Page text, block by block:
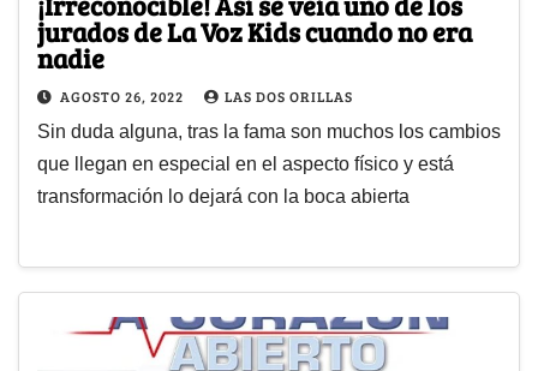
jurados de La Voz Kids cuando no era
nadie
AGOSTO 26, 2022 LAS DOS ORILLAS
Sin duda alguna, tras la fama son muchos los cambios
que llegan en especial en el aspecto físico y está
transformación lo dejará con la boca abierta